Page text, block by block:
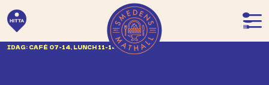
IDAG: CAFÉ 07-14, LUNCH 11-14